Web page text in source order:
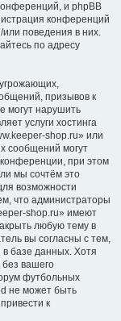
и phpBB
конференций
или поведения в них.
по адресу
призывов к
могут нарушить
услуги хостинга
shop.ru» или
сообщений могут
при этом
мы сочтём это
возможности
что администраторы
shop.ru» имеют
любую тему в
вы согласны с тем,
базе данных. Хотя
вашего
футбольных
не может быть
к